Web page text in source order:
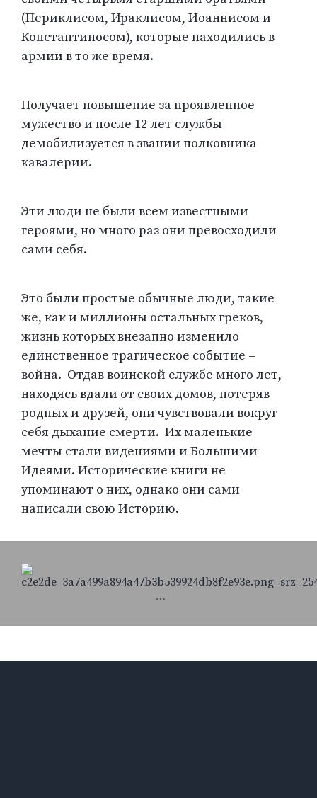
(Периклисом, Ираклисом, Иоаннисом и
Константиносом), которые находились в
армии в то же время.
Получает повышение за проявленное
мужество и после 12 лет службы
демобилизуется в звании полковника
кавалерии.
Эти люди не были всем известными
героями, но много раз они превосходили
сами себя.
Это были простые обычные люди, такие
же, как и миллионы остальных греков,
жизнь которых внезапно изменило
единственное трагическое событие –
война. Отдав воинской службе много лет,
находясь вдали от своих домов, потеряв
родных и друзей, они чувствовали вокруг
себя дыхание смерти. Их маленькие
мечты стали видениями и Большими
Идеями. Исторические книги не
упоминают о них, однако они сами
написали свою Историю.
…